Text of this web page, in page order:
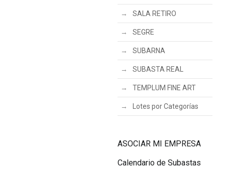
SALA RETIRO
SEGRE
SUBARNA
SUBASTA REAL
TEMPLUM FINE ART
Lotes por Categorías
ASOCIAR MI EMPRESA
Calendario de Subastas